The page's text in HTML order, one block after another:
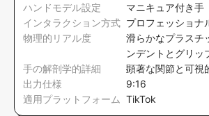
ハンドモデル設定
マニキュア付き手
インタラクション方式 プロフェッショナ
物理的リアル度
滑らかなプラスチ
ンデントとグリッ
手の解剖学的詳細
顕著な関節と可視
出力仕様
9:16
適用プラットフォーム TikTok